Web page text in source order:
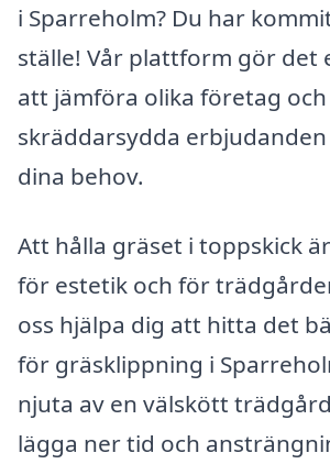
i Sparreholm? Du har
ställe! Vår plattform gör det
att jämföra olika företag och
skräddarsydda
dina behov.
Att hålla gräset i toppskick
för estetik och för
oss hjälpa dig att hitta det
för gräsklippning i
njuta av en välskött
lägga ner tid och